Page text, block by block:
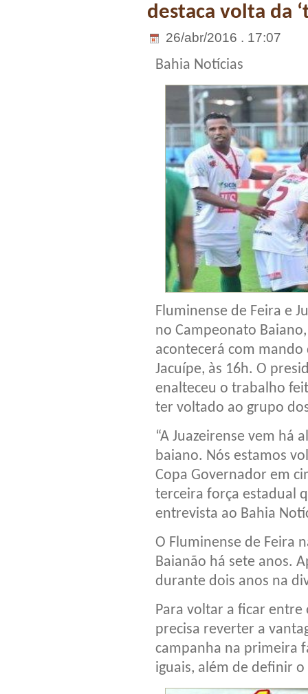
destaca volta da
26/abr/2016 . 17:07
Bahia Notícias
Fluminense de Feira e
no Campeonato
acontecerá com
Jacuípe, às 16h. O
enalteceu o trabalho
ter voltado ao grupo
“A Juazeirense vem há
baiano. Nós estamos
Copa Governador em
terceira força estadual
entrevista ao Bahia
O Fluminense de Feira
Baianão há sete anos.
durante dois anos na
Para voltar a ficar entre
precisa reverter a
campanha na primeira
iguais, além de definir